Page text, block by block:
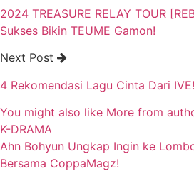
2024 TREASURE RELAY TOUR
Sukses Bikin TEUME Gamon!
Next Post
4 Rekomendasi Lagu Cinta Dari IVE!
You might also like More from
K-DRAMA
Ahn Bohyun Ungkap Ingin ke
Bersama CoppaMagz!